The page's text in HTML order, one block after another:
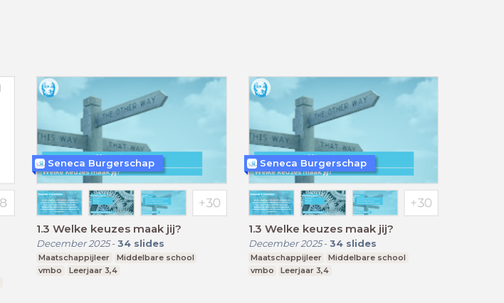
1.3 Welke keuzes maak jij?
December 2025- 34 slides
Maatschappijleer
Middelbare school
vmbo
Leerjaar 3,4
Seneca Burgerschap
1.3 Welke keuzes maak jij?
December 2025- 34 slides
Maatschappijleer
Middelbare school
vmbo
Leerjaar 3,4
Seneca Burgerschap